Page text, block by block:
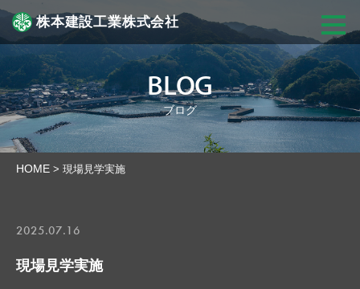
株本建設工業株式会社
BLOG
ブログ
HOME > 現場見学実施
2025.07.16
現場見学実施